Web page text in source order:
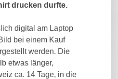
drucken durfte.
digital am Laptop
bei einem Kauf
werden. Die
etwas länger,
ca. 14 Tage, in die